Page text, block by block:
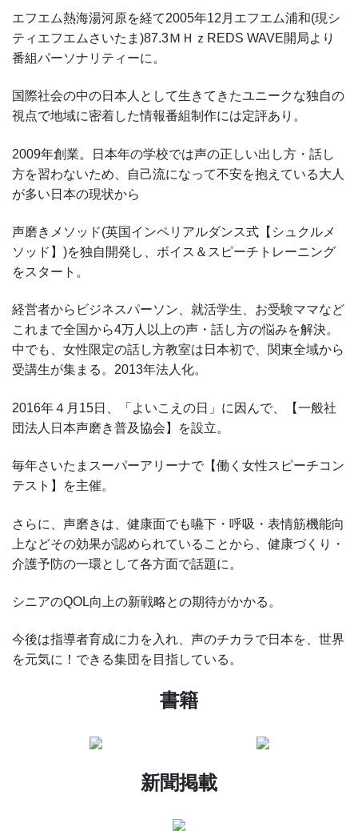
エフエム熱海湯河原を経て2005年12月エフエム浦和(現シ
ティエフエムさいたま)87.3ＭＨｚREDS WAVE開局より
番組パーソナリティーに。
国際社会の中の日本人として生きてきたユニークな独自の
視点で地域に密着した情報番組制作には定評あり。
2009年創業。日本年の学校では声の正しい出し方・話し
方を習わないため、自己流になって不安を抱えている大人
が多い日本の現状から
声磨きメソッド(英国インペリアルダンス式【シュクルメ
ソッド】)を独自開発し、ボイス＆スピーチトレーニング
をスタート。
経営者からビジネスパーソン、就活学生、お受験ママなど
これまで全国から4万人以上の声・話し方の悩みを解決。
中でも、女性限定の話し方教室は日本初で、関東全域から
受講生が集まる。2013年法人化。
2016年４月15日、「よいこえの日」に因んで、【一般社
団法人日本声磨き普及協会】を設立。
毎年さいたまスーパーアリーナで【働く女性スピーチコン
テスト】を主催。
さらに、声磨きは、健康面でも嚥下・呼吸・表情筋機能向
上などその効果が認められていることから、健康づくり・
介護予防の一環として各方面で話題に。
シニアのQOL向上の新戦略との期待がかかる。
今後は指導者育成に力を入れ、声のチカラで日本を、世界
を元気に！できる集団を目指している。
書籍
新聞掲載